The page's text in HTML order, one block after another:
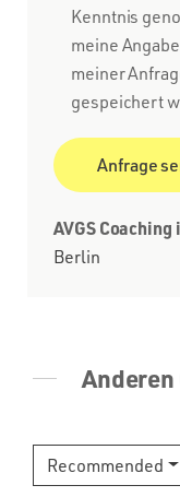
Kenntnis
meine
meiner
gespeichert
AVGS Coaching
Berlin
Anderen
Recommended